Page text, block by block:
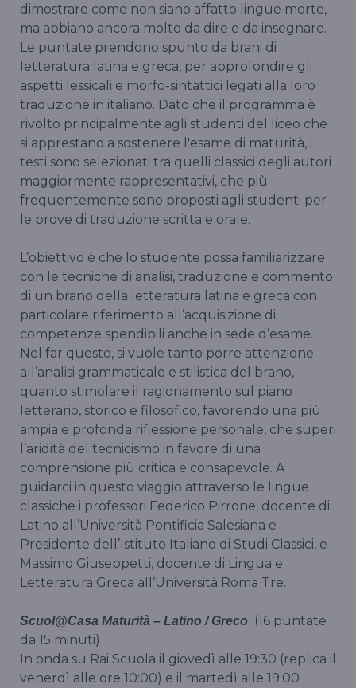
dimostrare come non siano affatto lingue morte,
ma abbiano ancora molto da dire e da insegnare.
Le puntate prendono spunto da brani di
letteratura latina e greca, per approfondire gli
aspetti lessicali e morfo-sintattici legati alla loro
traduzione in italiano. Dato che il programma è
rivolto principalmente agli studenti del liceo che
si apprestano a sostenere l'esame di maturità, i
testi sono selezionati tra quelli classici degli autori
maggiormente rappresentativi, che più
frequentemente sono proposti agli studenti per
le prove di traduzione scritta e orale.
L’obiettivo è che lo studente possa familiarizzare
con le tecniche di analisi, traduzione e commento
di un brano della letteratura latina e greca con
particolare riferimento all’acquisizione di
competenze spendibili anche in sede d’esame.
Nel far questo, si vuole tanto porre attenzione
all’analisi grammaticale e stilistica del brano,
quanto stimolare il ragionamento sul piano
letterario, storico e filosofico, favorendo una più
ampia e profonda riflessione personale, che superi
l’aridità del tecnicismo in favore di una
comprensione più critica e consapevole. A
guidarci in questo viaggio attraverso le lingue
classiche i professori Federico Pirrone, docente di
Latino all’Università Pontificia Salesiana e
Presidente dell’Istituto Italiano di Studi Classici, e
Massimo Giuseppetti, docente di Lingua e
Letteratura Greca all’Università Roma Tre.
Scuol@Casa Maturità – Latino / Greco
(16 puntate
da 15 minuti)
In onda su Rai Scuola il giovedì alle 19:30 (replica il
venerdì alle ore 10:00) e il martedì alle 19:00